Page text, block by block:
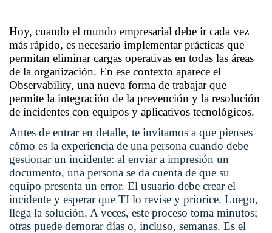
Hoy, cuando el mundo empresarial debe ir cada vez
más rápido, es necesario implementar prácticas que
permitan eliminar cargas operativas en todas las áreas
de la organización. En ese contexto aparece el
Observability, una nueva forma de trabajar que
permite la integración de la prevención y la resolución
de incidentes con equipos y aplicativos tecnológicos.
Antes de entrar en detalle, te invitamos a que pienses
cómo es la experiencia de una persona cuando debe
gestionar un incidente: al enviar a impresión un
documento, una persona se da cuenta de que su
equipo presenta un error. El usuario debe crear el
incidente y esperar que TI lo revise y priorice. Luego,
llega la solución. A veces, este proceso toma minutos;
otras puede demorar días o, incluso, semanas. Es el